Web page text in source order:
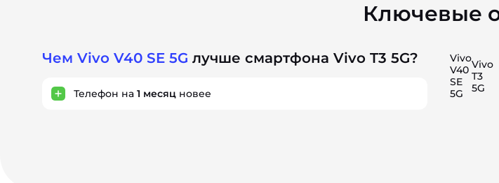
Ключевые
Чем Vivo V40 SE 5G лучше смартфона Vivo T3 5G?
Телефон на 1 месяц новее
Vivo
V40
SE
5G
Vivo
T3
5G